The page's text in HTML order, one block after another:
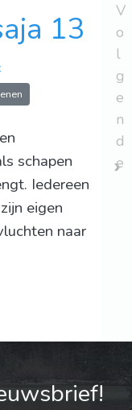
13
schapen
Iedereen
eigen
naar
V
o
l
g
e
n
d
e